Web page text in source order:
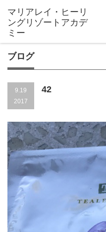
ブログ
9.19
2017
42